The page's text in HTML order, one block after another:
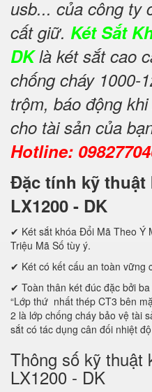
usb... của công ty
cất giữ. Két Sắt
DKlà két sắt cao
chống cháy 1000-
trộm, báo động
cho tài sản của
Hotline:
Đặc tính kỹ thuật
LX1200 - DK
✔ Két sắt khóa Đổi Mã Theo Ý
Triệu Mã Số tùy ý.
✔ Két có kết cấu an toàn vững
✔ Toàn thân két đúc đặc bởi
“Lớp thứ nhất thép CT3 bên
2 là lớp chống cháy bảo vệ tài
sắt có tác dụng cân đối nhiệt
Thông số kỹ thuật
LX1200 - DK